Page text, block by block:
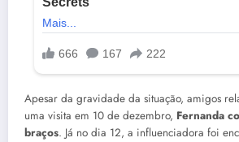
Apesar da gravidade da situação, amigos
uma visita em 10 de dezembro, Fernanda
braços. Já no dia 12, a influenciadora foi